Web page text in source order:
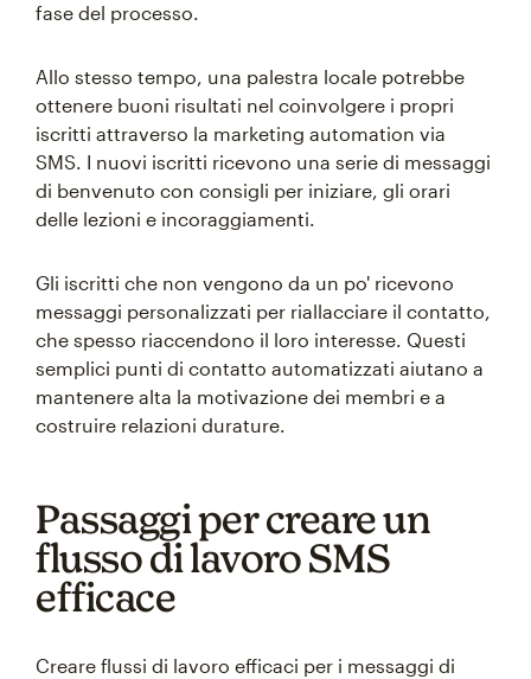
fase del processo.
Allo stesso tempo, una palestra locale potrebbe
ottenere buoni risultati nel coinvolgere i propri
iscritti attraverso la marketing automation via
SMS. I nuovi iscritti ricevono una serie di messaggi
di benvenuto con consigli per iniziare, gli orari
delle lezioni e incoraggiamenti.
Gli iscritti che non vengono da un po' ricevono
messaggi personalizzati per riallacciare il contatto,
che spesso riaccendono il loro interesse. Questi
semplici punti di contatto automatizzati aiutano a
mantenere alta la motivazione dei membri e a
costruire relazioni durature.
Passaggi per creare un
flusso di lavoro SMS
efficace
Creare flussi di lavoro efficaci per i messaggi di